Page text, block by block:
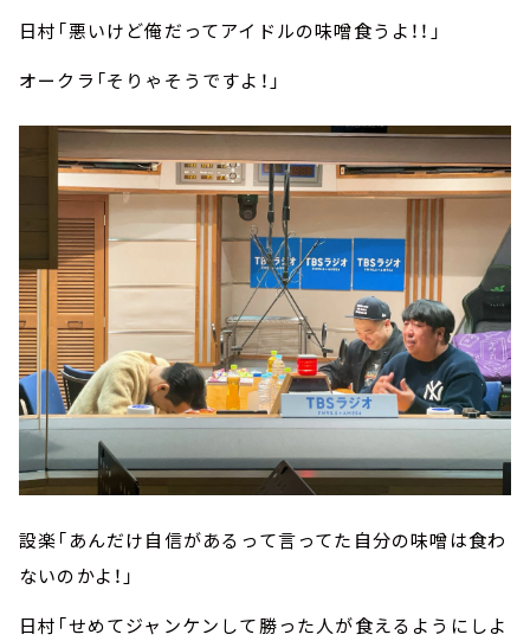
日村「悪いけど俺だってアイドルの味噌食うよ！！」
オークラ「そりゃそうですよ！」
設楽「あんだけ自信があるって言ってた自分の味噌は食わ
ないのかよ！」
日村「せめてジャンケンして勝った人が食えるようにしよ